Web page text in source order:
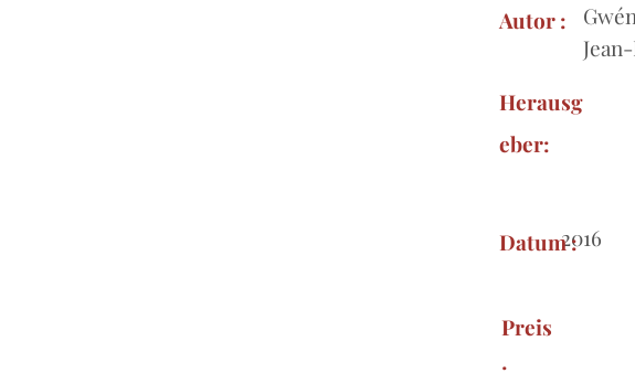
Autor :
Herausg
eber:
2016
Datum :
Preis